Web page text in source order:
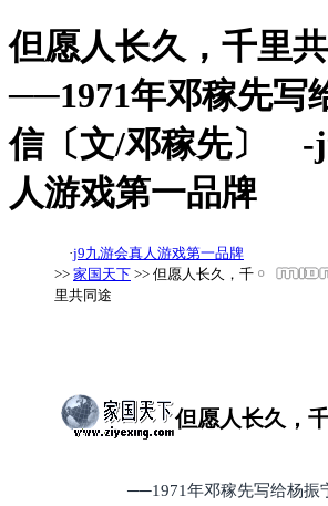
但愿人长久，千里
──1971年邓稼先写
信〔文/邓稼先〕 -
人游戏第一品牌
·j9九游会真人游戏第一品牌
>> 家国天下 >> 但愿人长久，千
里共同途
但愿人长久，
──1971年邓稼先写给杨振